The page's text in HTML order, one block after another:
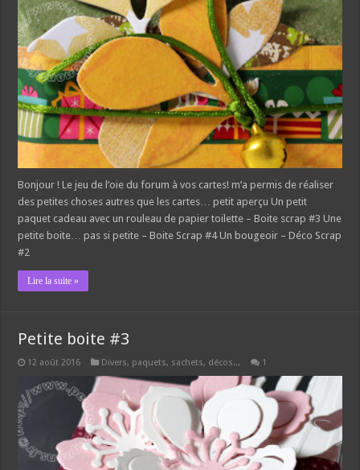
Bonjour ! Le jeu de l’oie du forum à vos cartes! m’a permis de réaliser
des petites choses autres que les cartes… petit aperçu Un petit
paquet cadeau avec un rouleau de papier toilette – Boite scrap #3 Une
petite boite… pas si petite – Boite Scrap #4 Un bougeoir – Déco Scrap
#2
Lire la suite »
Petite boite #3
12 août 2016 Divers, paquets, sachets, décos... 1